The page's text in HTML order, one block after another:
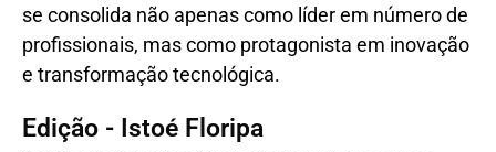
se consolida não apenas como líder em número de
profissionais, mas como protagonista em inovação
e transformação tecnológica.
Edição - Istoé Floripa